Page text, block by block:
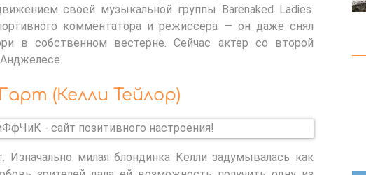
своей музыкальной группы Barenaked Ladies.
комментатора и режиссера — он даже снял
в собственном вестерне. Сейчас актер со второй
(Келли Тейлор)
милая блондинка Келли задумывалась как